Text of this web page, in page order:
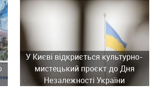
У Києві відкриється культурно-
мистецький проєкт до Дня
Незалежності України